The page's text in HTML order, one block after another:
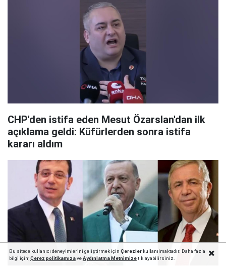
CHP'den istifa eden Mesut Özarslan'dan ilk
açıklama geldi: Küfürlerden sonra istifa
kararı aldım
Bu sitede kullanıcı deneyimlerini geliştirmek için Çerezlerkullanılmaktadır. Daha fazla
bilgi için;Çerez politikamızaveAydınlatma Metnimizetıklayabilirsiniz.